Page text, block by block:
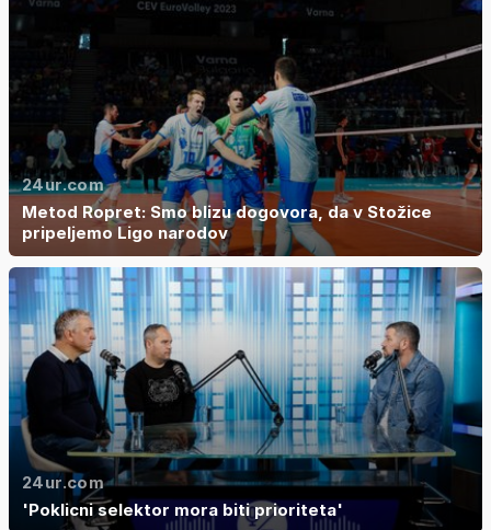
24ur.com
Metod Ropret: Smo blizu dogovora, da v Stožice
pripeljemo Ligo narodov
24ur.com
'Poklicni selektor mora biti prioriteta'